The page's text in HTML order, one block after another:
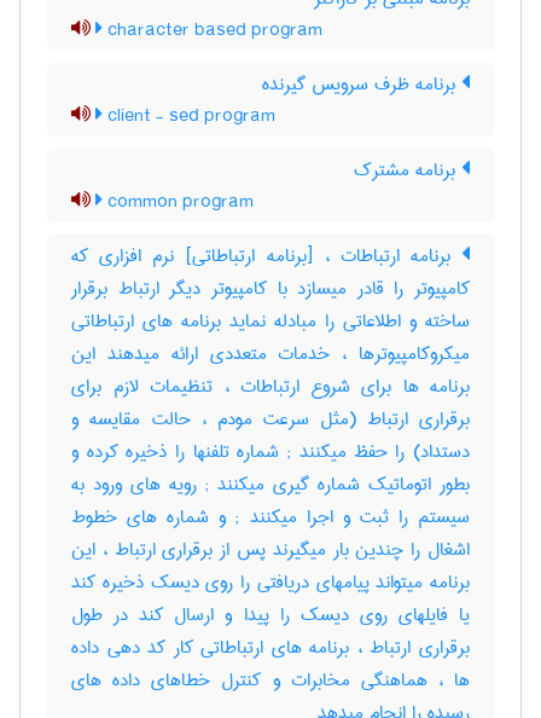
character based program
برنامه ظرف سرویس گیرنده
client - sed program
برنامه مشترک
common program
برنامه ارتباطات ، [برنامه ارتباطاتی] نرم افزاری که
کامپیوتر را قادر میسازد با کامپیوتر دیگر ارتباط برقرار
ساخته و اطلاعاتی را مبادله نماید برنامه های ارتباطاتی
میکروکامپیوترها ، خدمات متعددی ارائه میدهند این
برنامه ها برای شروع ارتباطات ، تنظیمات لازم برای
برقراری ارتباط (مثل سرعت مودم ، حالت مقایسه و
دستداد) را حفظ میکنند‎ ; شماره تلفنها را ذخیره کرده و
بطور اتوماتیک شماره گیری میکنند‎ ; رویه های ورود به
سیستم را ثبت و اجرا میکنند‎ ; و شماره های خطوط
اشغال را چندین بار میگیرند پس از برقراری ارتباط ، این
برنامه میتواند پیامهای دریافتی را روی دیسک ذخیره کند
یا فایلهای روی دیسک را پیدا و ارسال کند در طول
برقراری ارتباط ، برنامه های ارتباطاتی کار کد دهی داده
ها ، هماهنگی مخابرات و کنترل خطاهای داده های